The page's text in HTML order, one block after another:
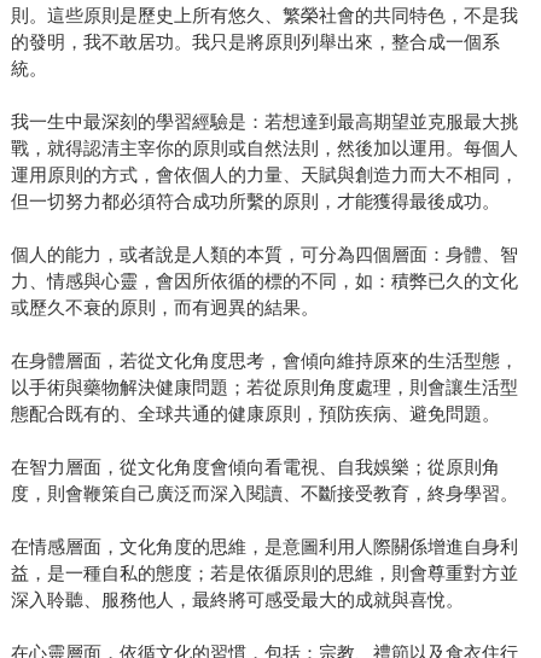
則。這些原則是歷史上所有悠久、繁榮社會的共同特色，不是我
的發明，我不敢居功。我只是將原則列舉出來，整合成一個系
統。
我一生中最深刻的學習經驗是：若想達到最高期望並克服最大挑
戰，就得認清主宰你的原則或自然法則，然後加以運用。每個人
運用原則的方式，會依個人的力量、天賦與創造力而大不相同，
但一切努力都必須符合成功所繫的原則，才能獲得最後成功。
個人的能力，或者說是人類的本質，可分為四個層面：身體、智
力、情感與心靈，會因所依循的標的不同，如：積弊已久的文化
或歷久不衰的原則，而有迥異的結果。
在身體層面，若從文化角度思考，會傾向維持原來的生活型態，
以手術與藥物解決健康問題；若從原則角度處理，則會讓生活型
態配合既有的、全球共通的健康原則，預防疾病、避免問題。
在智力層面，從文化角度會傾向看電視、自我娛樂；從原則角
度，則會鞭策自己廣泛而深入閱讀、不斷接受教育，終身學習。
在情感層面，文化角度的思維，是意圖利用人際關係增進自身利
益，是一種自私的態度；若是依循原則的思維，則會尊重對方並
深入聆聽、服務他人，最終將可感受最大的成就與喜悅。
在心靈層面，依循文化的習慣，包括：宗教、禮節以及食衣住行